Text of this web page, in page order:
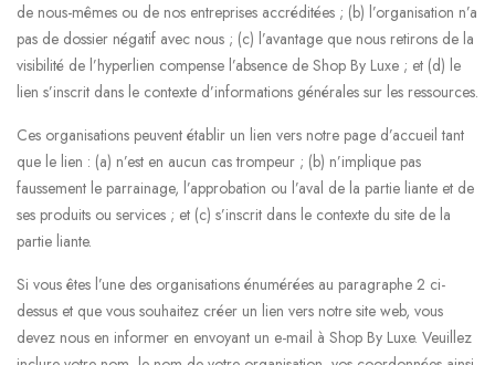
de nous-mêmes ou de nos entreprises accréditées ; (b) l’organisation n’a
pas de dossier négatif avec nous ; (c) l’avantage que nous retirons de la
visibilité de l’hyperlien compense l’absence de Shop By Luxe ; et (d) le
lien s’inscrit dans le contexte d’informations générales sur les ressources.
Ces organisations peuvent établir un lien vers notre page d’accueil tant
que le lien : (a) n’est en aucun cas trompeur ; (b) n’implique pas
faussement le parrainage, l’approbation ou l’aval de la partie liante et de
ses produits ou services ; et (c) s’inscrit dans le contexte du site de la
partie liante.
Si vous êtes l’une des organisations énumérées au paragraphe 2 ci-
dessus et que vous souhaitez créer un lien vers notre site web, vous
devez nous en informer en envoyant un e-mail à Shop By Luxe. Veuillez